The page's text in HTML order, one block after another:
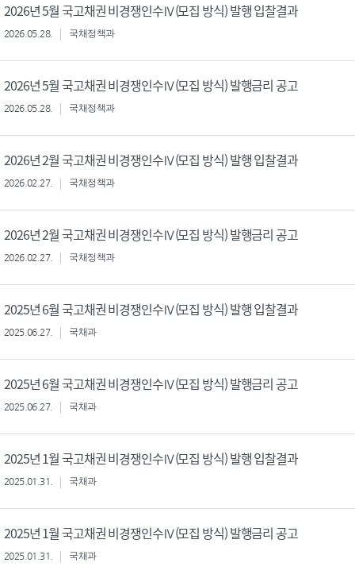
2026년 5월 국고채권 비경쟁인수Ⅳ(모집 방식) 발행 입찰결과
2026.05.28. 국채정책과
2026년 5월 국고채권 비경쟁인수Ⅳ(모집 방식) 발행금리 공고
2026.05.28. 국채정책과
2026년 2월 국고채권 비경쟁인수Ⅳ(모집 방식) 발행 입찰결과
2026.02.27. 국채정책과
2026년 2월 국고채권 비경쟁인수Ⅳ(모집 방식) 발행금리 공고
2026.02.27. 국채정책과
2025년 6월 국고채권 비경쟁인수Ⅳ(모집 방식) 발행 입찰결과
2025.06.27. 국채과
2025년 6월 국고채권 비경쟁인수Ⅳ(모집 방식) 발행금리 공고
2025.06.27. 국채과
2025년 1월 국고채권 비경쟁인수Ⅳ(모집 방식) 발행 입찰결과
2025.01.31. 국채과
2025년 1월 국고채권 비경쟁인수Ⅳ(모집 방식) 발행금리 공고
2025.01.31. 국채과